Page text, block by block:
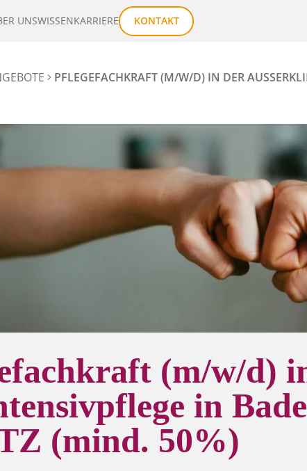
UNSWISSENKARRIERE KONTAKT
PFLEGEFACHKRAFT (M/W/D) IN DER
(m/w/d)
in
(mind. 50%)